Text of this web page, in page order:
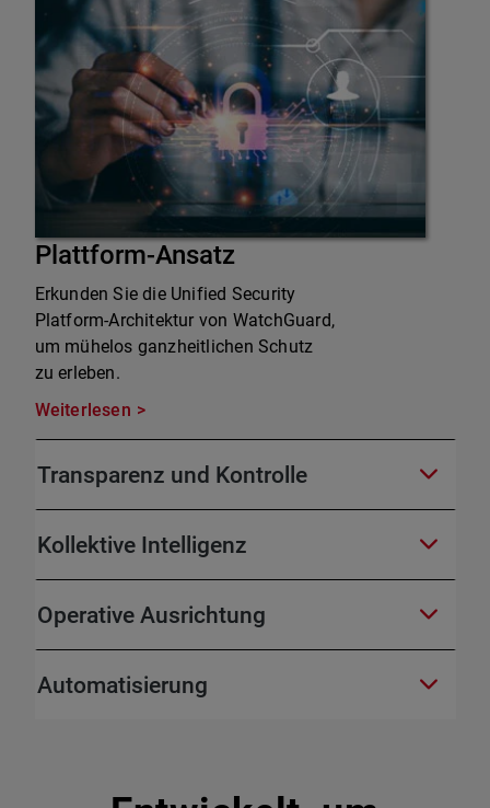
Plattform-Ansatz
Erkunden Sie die Unified Security
Platform-Architektur von WatchGuard,
um mühelos ganzheitlichen Schutz
zu erleben.
Weiterlesen
Transparenz und Kontrolle
Kollektive Intelligenz
Operative Ausrichtung
Automatisierung